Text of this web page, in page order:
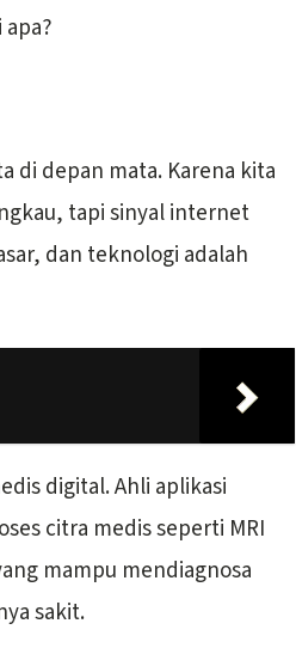
di depan mata. Karena kita
tapi sinyal internet
dan teknologi adalah
digital. Ahli aplikasi
citra medis seperti MRI
mampu mendiagnosa
sakit.